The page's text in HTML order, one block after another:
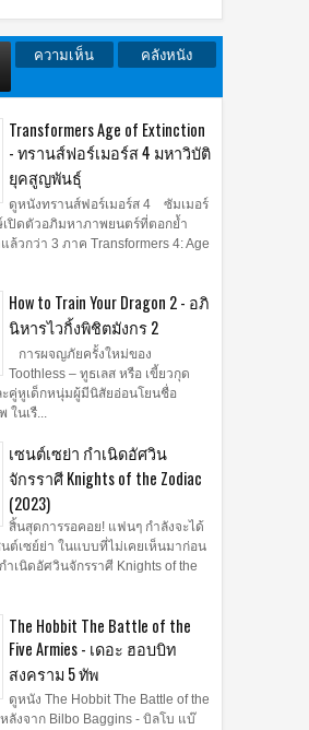
ความเห็น คลังหนัง
Transformers Age of Extinction
- ทรานส์ฟอร์เมอร์ส 4 มหาวิบัติ
ยุคสูญพันธุ์
ดูหนังทรานส์ฟอร์เมอร์ส 4 ซัมเมอร์
เปิดตัวอภิมหาภาพยนตร์ที่ตอกย้ำ
ล้วกว่า 3 ภาค Transformers 4: Age
How to Train Your Dragon 2 - อภิ
นิหารไวกิ้งพิชิตมังกร 2
การผจญภัยครั้งใหม่ของ
Toothless – ทูธเลส หรือ เขี้ยวกุด
คู่หูเด็กหนุ่มผู้มีนิสัยอ่อนโยนชื่อ
นเรื...
เซนต์เซย่า กำเนิดอัศวิน
จักรราศี Knights of the Zodiac
(2023)
สิ้นสุดการรอคอย! แฟนๆ กำลังจะได้
นต์เซย์ย่า ในแบบที่ไม่เคยเห็นมาก่อน
ำเนิดอัศวินจักรราศี Knights of the
The Hobbit The Battle of the
Five Armies - เดอะ ฮอบบิท
สงคราม 5 ทัพ
ดูหนัง The Hobbit The Battle of the
ลังจาก Bilbo Baggins - บิลโบ แบ๊